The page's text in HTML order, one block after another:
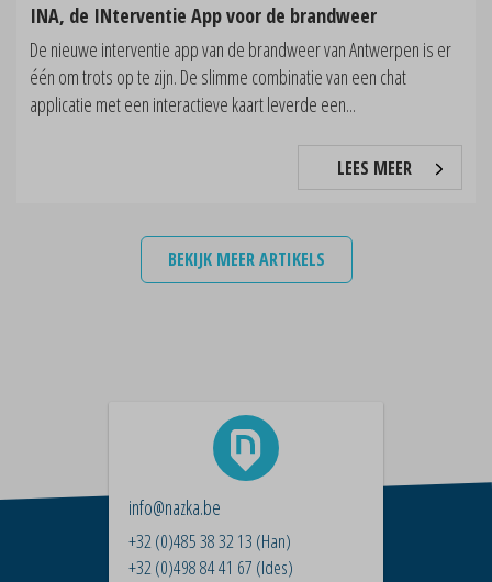
INA, de INterventie App voor de brandweer
De nieuwe interventie app van de brandweer van Antwerpen is er
één om trots op te zijn. De slimme combinatie van een chat
applicatie met een interactieve kaart leverde een...
LEES MEER
BEKIJK MEER ARTIKELS
info@nazka.be
+32 (0)485 38 32 13 (Han)
+32 (0)498 84 41 67 (Ides)